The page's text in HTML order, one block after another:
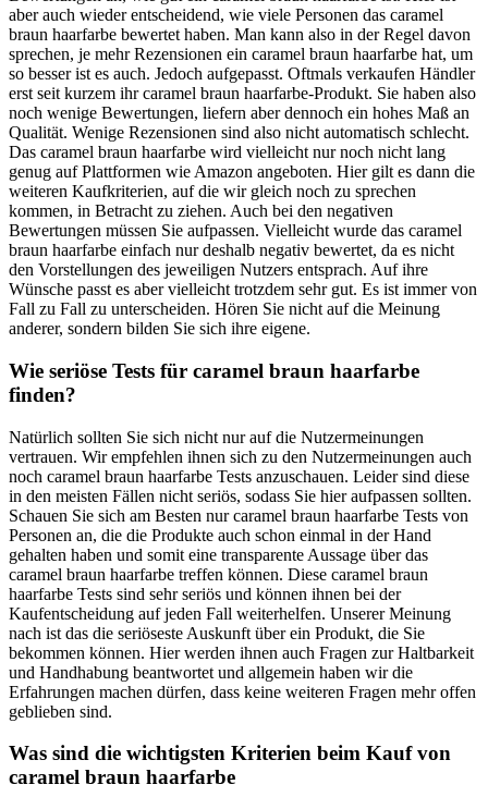
aber auch wieder entscheidend, wie viele Personen das caramel
braun haarfarbe bewertet haben. Man kann also in der Regel davon
sprechen, je mehr Rezensionen ein caramel braun haarfarbe hat, um
so besser ist es auch. Jedoch aufgepasst. Oftmals verkaufen Händler
erst seit kurzem ihr caramel braun haarfarbe-Produkt. Sie haben also
noch wenige Bewertungen, liefern aber dennoch ein hohes Maß an
Qualität. Wenige Rezensionen sind also nicht automatisch schlecht.
Das caramel braun haarfarbe wird vielleicht nur noch nicht lang
genug auf Plattformen wie Amazon angeboten. Hier gilt es dann die
weiteren Kaufkriterien, auf die wir gleich noch zu sprechen
kommen, in Betracht zu ziehen. Auch bei den negativen
Bewertungen müssen Sie aufpassen. Vielleicht wurde das caramel
braun haarfarbe einfach nur deshalb negativ bewertet, da es nicht
den Vorstellungen des jeweiligen Nutzers entsprach. Auf ihre
Wünsche passt es aber vielleicht trotzdem sehr gut. Es ist immer von
Fall zu Fall zu unterscheiden. Hören Sie nicht auf die Meinung
anderer, sondern bilden Sie sich ihre eigene.
Wie seriöse Tests für caramel braun haarfarbe
finden?
Natürlich sollten Sie sich nicht nur auf die Nutzermeinungen
vertrauen. Wir empfehlen ihnen sich zu den Nutzermeinungen auch
noch caramel braun haarfarbe Tests anzuschauen. Leider sind diese
in den meisten Fällen nicht seriös, sodass Sie hier aufpassen sollten.
Schauen Sie sich am Besten nur caramel braun haarfarbe Tests von
Personen an, die die Produkte auch schon einmal in der Hand
gehalten haben und somit eine transparente Aussage über das
caramel braun haarfarbe treffen können. Diese caramel braun
haarfarbe Tests sind sehr seriös und können ihnen bei der
Kaufentscheidung auf jeden Fall weiterhelfen. Unserer Meinung
nach ist das die seriöseste Auskunft über ein Produkt, die Sie
bekommen können. Hier werden ihnen auch Fragen zur Haltbarkeit
und Handhabung beantwortet und allgemein haben wir die
Erfahrungen machen dürfen, dass keine weiteren Fragen mehr offen
geblieben sind.
Was sind die wichtigsten Kriterien beim Kauf von
caramel braun haarfarbe